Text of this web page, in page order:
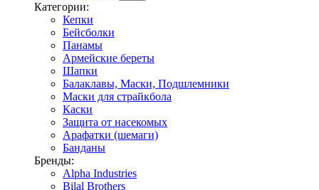
Категории:
Кепки
Бейсболки
Панамы
Армейские береты
Шапки
Балаклавы, Маски, Подшлемники
Маски для страйкбола
Каски
Защита от насекомых
Арафатки (шемаги)
Банданы
Бренды:
Alpha Industries
Bilal Brothers